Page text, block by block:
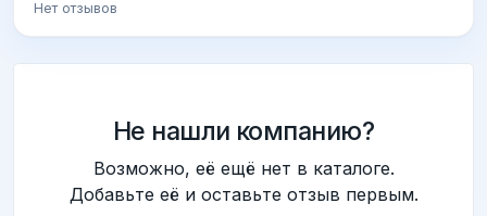
Нет отзывов
Не нашли компанию?
Возможно, её ещё нет в каталоге.
Добавьте её и оставьте отзыв первым.